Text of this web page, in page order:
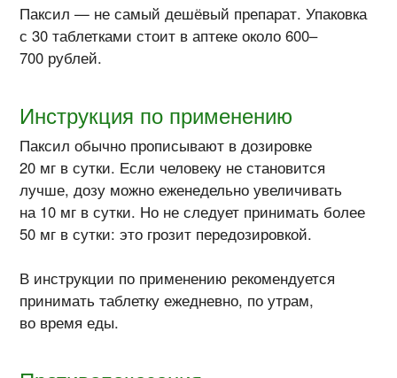
Паксил — не самый дешёвый препарат. Упаковка
с 30 таблетками стоит в аптеке около 600–
700 рублей.
Инструкция по применению
Паксил обычно прописывают в дозировке
20 мг в сутки. Если человеку не становится
лучше, дозу можно еженедельно увеличивать
на 10 мг в сутки. Но не следует принимать более
50 мг в сутки: это грозит передозировкой.
В инструкции по применению рекомендуется
принимать таблетку ежедневно, по утрам,
во время еды.